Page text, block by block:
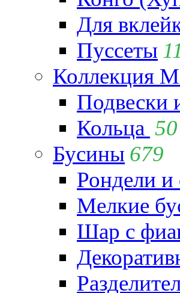
Для
Пуссеты 11
Коллекция
Подвески
Кольца 50
Бусины 679
Рондели и
Мелкие
Шар с